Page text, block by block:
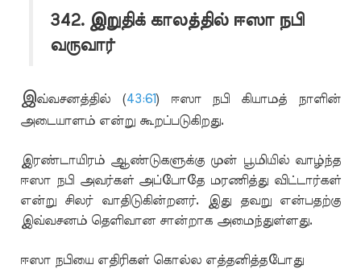
342. இறுதிக் காலத்தில் ஈஸா நபி
வருவார்
இவ்வசனத்தில் (43:61) ஈஸா நபி கியாமத் நாளின்
அடையாளம் என்று கூறப்படுகிறது.
இரண்டாயிரம் ஆண்டுகளுக்கு முன் பூமியில் வாழ்ந்த
ஈஸா நபி அவர்கள் அப்போதே மரணித்து விட்டார்கள்
என்று சிலர் வாதிடுகின்றனர். இது தவறு என்பதற்கு
இவ்வசனம் தெளிவான சான்றாக அமைந்துள்ளது.
ஈஸா நபியை எதிரிகள் கொல்ல எத்தனித்தபோது